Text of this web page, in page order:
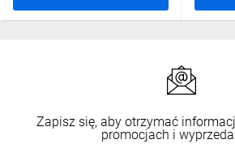
Zapisz się, aby otrzymać
promocjach i